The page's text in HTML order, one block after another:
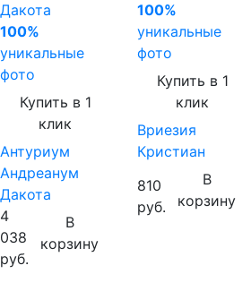
100%
уникальные
фото
Купить в 1
клик
Антуриум
Андреанум
Дакота
4
038
руб.
В
корзину
100%
уникальные
фото
Купить в 1
клик
Вриезия
Кристиан
810
руб.
В
корзину